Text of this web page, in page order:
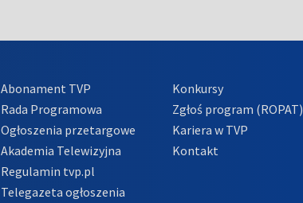
Abonament TVP
Rada Programowa
Ogłoszenia przetargowe
Akademia Telewizyjna
Regulamin tvp.pl
Telegazeta ogłoszenia
Konkursy
Zgłoś program (ROPAT)
Kariera w TVP
Kontakt